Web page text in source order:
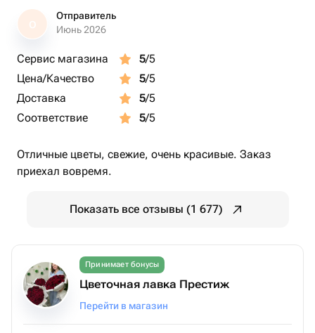
О
Отправитель
Июнь 2026
Сервис магазина 5/5
Цена/Качество
5/5
Доставка
5/5
Соответствие
5/5
Отличные цветы, свежие, очень красивые. Заказ
приехал вовремя.
Показать все отзывы (1 677)
Принимает бонусы
Цветочная лавка Престиж
Перейти в магазин